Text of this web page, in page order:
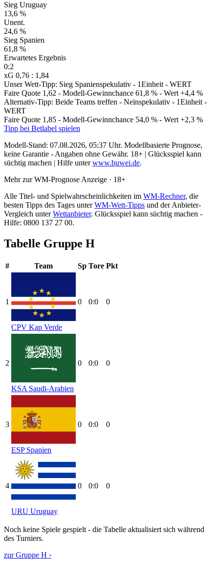
Sieg Uruguay
13,6 %
Unent.
24,6 %
Sieg Spanien
61,8 %
Erwartetes Ergebnis
0:2
xG 0,76 : 1,84
Unser Wett-Tipp: Sieg Spanienspekulativ - 1Einheit - WERT
Faire Quote 1,62 - Modell-Gewinnchance 61,8 % - Wert +4,4 %
Alternativ-Tipp: Beide Teams treffen - Neinspekulativ - 1Einheit -
WERT
Faire Quote 1,85 - Modell-Gewinnchance 54,0 % - Wert +2,3 %
Tipp bei Betlabel spielen
Modell-Stand: 07.08.2026, 05:37 Uhr. Modellbasierte Prognose,
keine Garantie - Angaben ohne Gewähr. 18+ | Glücksspiel kann
süchtig machen | Hilfe unterwww.buwei.de.
Mehr zur WM-Prognose Anzeige · 18+
Alle Titel- und Spielwahrscheinlichkeiten im WM-Rechner, die
besten Tipps des Tages unterWM-Wett-Tipps und der Anbieter-
Vergleich unterWettanbieter. Glücksspiel kann süchtig machen -
Hilfe: 0800 137 27 00.
Tabelle Gruppe H
# Team Sp Tore Pkt
1
CPV Kap Verde
0 0:0 0
2
KSA Saudi-Arabien
0 0:0 0
3
ESP Spanien
0 0:0 0
4
URU Uruguay
0 0:0 0
Noch keine Spiele gespielt - die Tabelle aktualisiert sich während
des Turniers.
zur Gruppe H ›